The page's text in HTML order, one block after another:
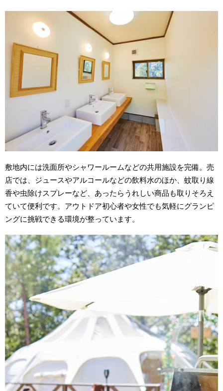
敷地内には洗面所やシャワールームなどの共用施設を完備。売
店では、ジュースやアルコールなどの飲料水のほか、蚊取り線
香や虫除けスプレーなど、あったらうれしい商品も取りそろえ
ていて便利です。アウトドア初心者や女性でも気軽にグランピ
ングに挑戦できる環境が整っています。